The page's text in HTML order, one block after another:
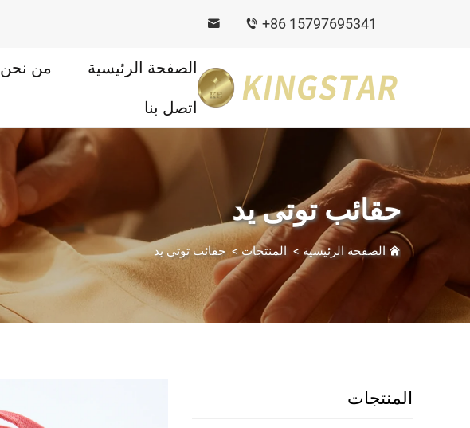
+86 15797695341
الصفحة الرئيسية من نحن
اتصل بنا
حقائب توتى يد
الصفحة الرئيسية > المنتجات > حقائب توتى يد
المنتجات